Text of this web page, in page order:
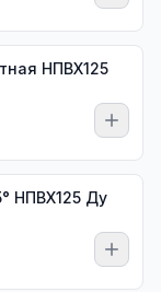
НПВХ125
НПВХ125 Ду